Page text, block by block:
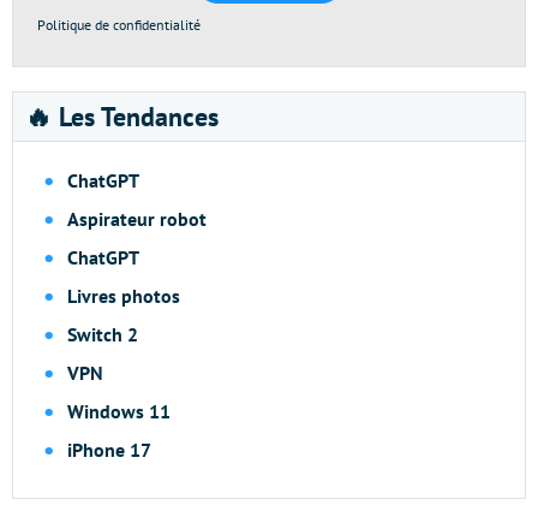
Politique de confidentialité
🔥 Les Tendances
ChatGPT
Aspirateur robot
ChatGPT
Livres photos
Switch 2
VPN
Windows 11
iPhone 17